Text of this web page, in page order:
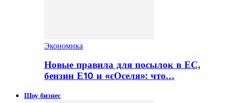
Экономика
Новые правила для посылок в ЕС,
бензин Е10 и «єОселя»: что…
Шоу бизнес